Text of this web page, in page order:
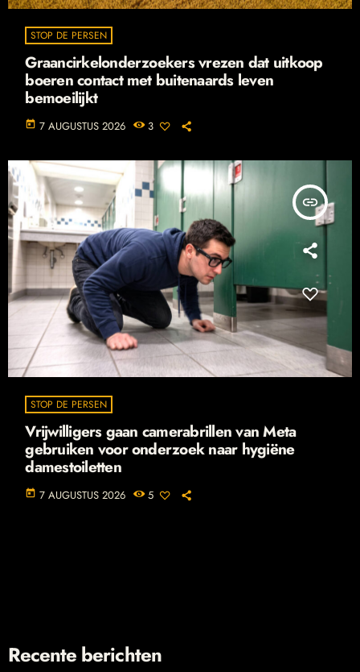
STOP DE PERSEN
Graancirkelonderzoekers vrezen dat uitkoop
boeren contact met buitenaards leven
bemoeilijkt
today 7 AUGUSTUS 2026 3
insert_link
STOP DE PERSEN
Vrijwilligers gaan camerabrillen van Meta
gebruiken voor onderzoek naar hygiëne
damestoiletten
today 7 AUGUSTUS 2026 5
Recente berichten